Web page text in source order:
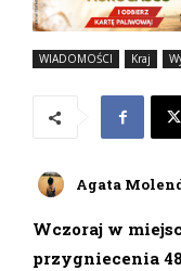
WIADOMOŚCI Kraj
Agata
Wczoraj w
przygniecenia